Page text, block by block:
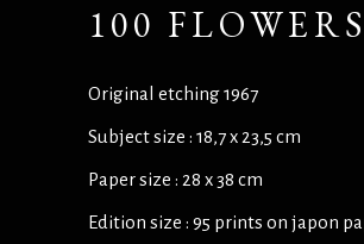
100 FLOWERS
Original etching 1967
Subject size : 18,7 x 23,5 cm
Paper size : 28 x 38 cm
Edition size : 95 prints on japon